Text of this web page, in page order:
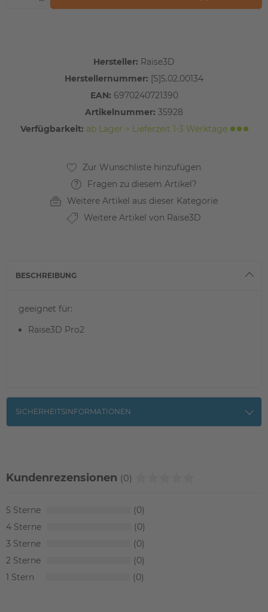
Hersteller: Raise3D
Herstellernummer: [S]5.02.00134
EAN: 6970240721390
Artikelnummer: 35928
Verfügbarkeit: ab Lager > Lieferzeit 1-3 Werktage
Fragen zu diesem Artikel?
Weitere Artikel aus dieser Kategorie
Weitere Artikel von Raise3D
BESCHREIBUNG
geeignet für:
Raise3D Pro2
SICHERHEITSINFORMATIONEN
Kundenrezensionen (0)
5
0
4
0
3
0
2
0
1
0